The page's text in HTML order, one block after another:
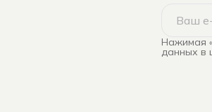
Нажимая
данных в